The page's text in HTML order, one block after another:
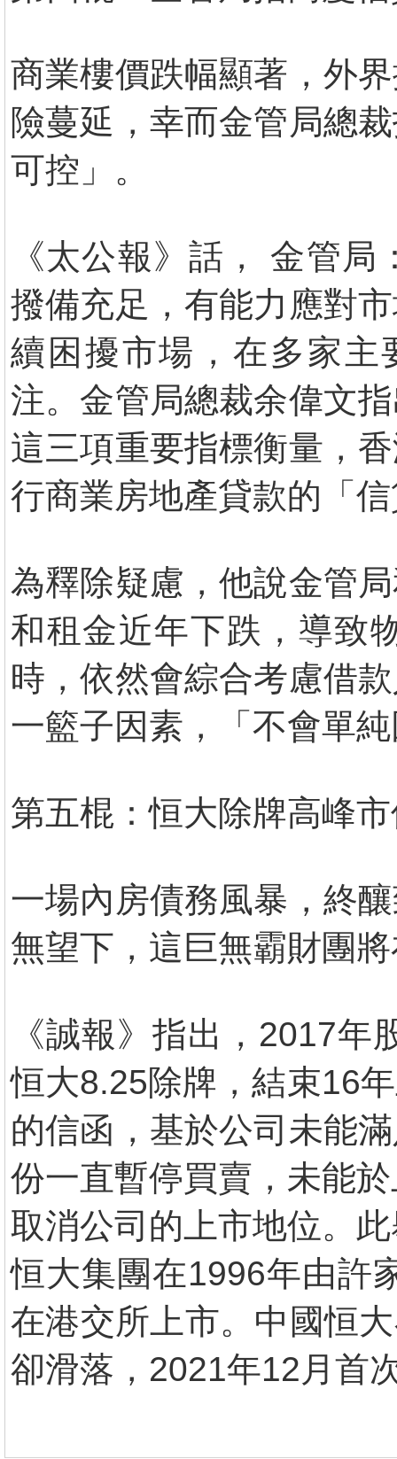
商業樓價跌幅顯著，外
險蔓延，幸而金管局總
可控」。
《太公報》話， 金管
撥備充足，有能力應對
續困擾市場，在多家主
注。金管局總裁余偉文
這三項重要指標衡量，
行商業房地產貸款的「
為釋除疑慮，他說金管
和租金近年下跌，導致
時，依然會綜合考慮借
一籃子因素，「不會單
第五棍：恒大除牌高峰
一場內房債務風暴，終
無望下，這巨無霸財團
《誠報》指出，2017
恒大8.25除牌，結束16
的信函，基於公司未能
份一直暫停買賣，未能
取消公司的上市地位。
恒大集團在1996年由許
在港交所上市。中國恒
卻滑落，2021年12月首